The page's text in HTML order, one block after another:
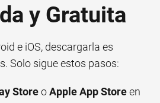
y Gratuita
e iOS, descargarla es
Solo sigue estos pasos:
StoreoApple App Storeen